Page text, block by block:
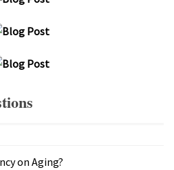
HG,JVJH
LIBERO AC TELLUS RUTRUM
IN TRISTIQUE URNA
on Aging?